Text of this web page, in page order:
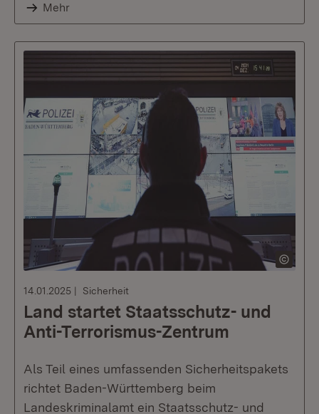
Mehr
14.01.2025 Sicherheit
Land startet Staatsschutz- und
Anti-Terrorismus-Zentrum
Als Teil eines umfassenden Sicherheitspakets
richtet Baden-Württemberg beim
Landeskriminalamt ein Staatsschutz- und